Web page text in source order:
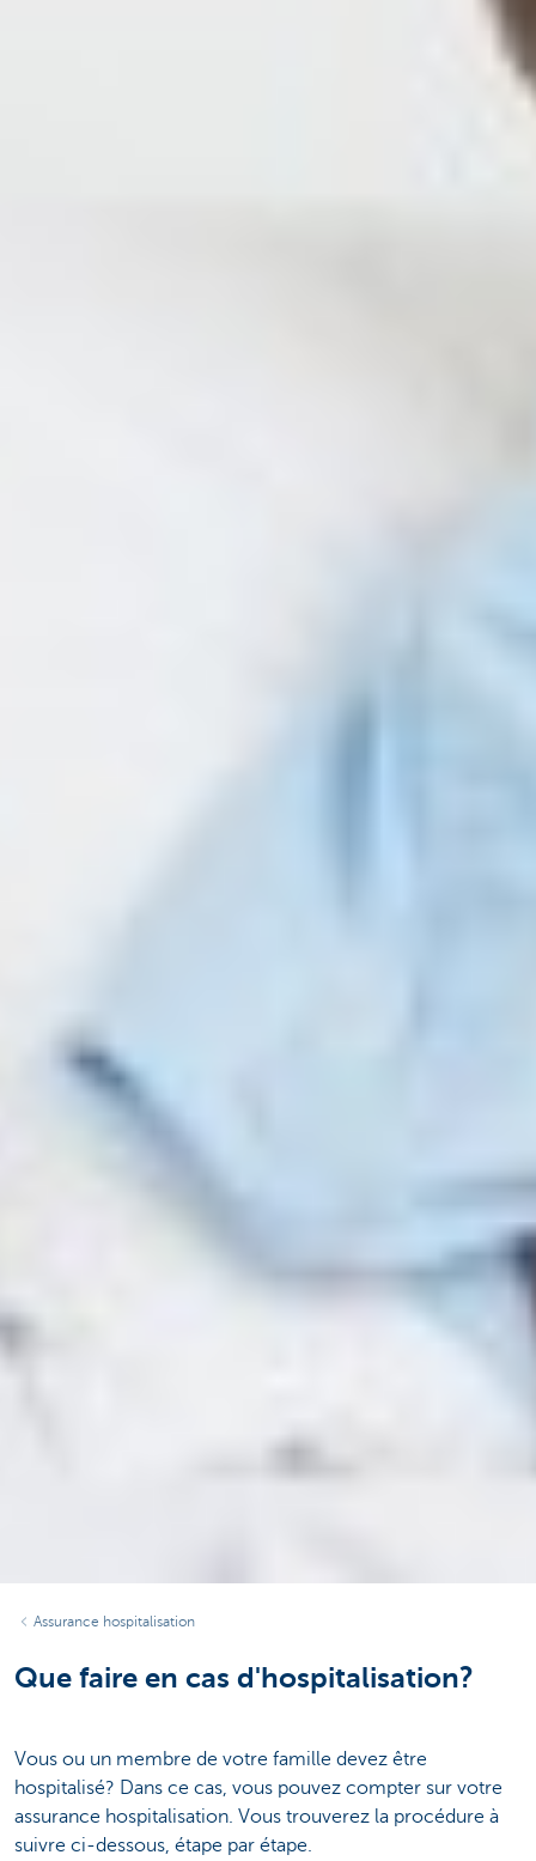
Assurance hospitalisation
Que faire en cas d'hospitalisation?
Vous ou un membre de votre famille devez être
hospitalisé? Dans ce cas, vous pouvez compter sur votre
assurance hospitalisation. Vous trouverez la procédure à
suivre ci-dessous, étape par étape.